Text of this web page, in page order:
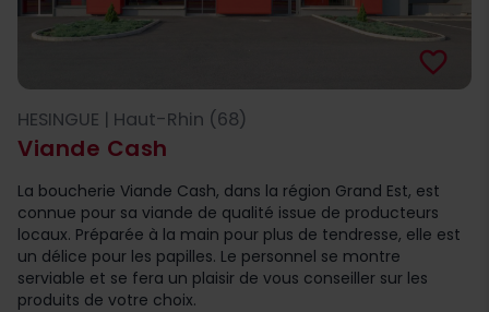
Viande Cash
favorite_border
HESINGUE | Haut-Rhin (68)
La boucherie Viande Cash, dans la région Grand Est, est
connue pour sa viande de qualité issue de producteurs
locaux. Préparée à la main pour plus de tendresse, elle est
un délice pour les papilles. Le personnel se montre
serviable et se fera un plaisir de vous conseiller sur les
produits de votre choix.